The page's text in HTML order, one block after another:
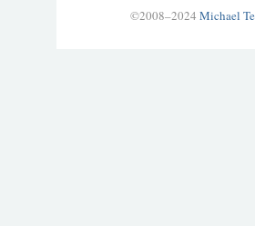
©2008–2024 Michael